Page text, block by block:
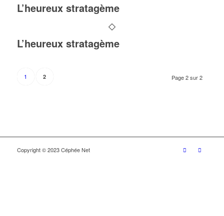
L’heureux stratagème
L’heureux stratagème
Page 2 sur 2
1 2
Copyright © 2023 Céphée Net